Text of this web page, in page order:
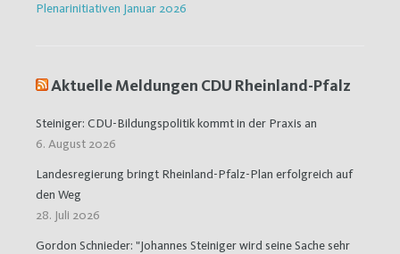
Plenarinitiativen Januar 2026
Aktuelle Meldungen CDU Rheinland-Pfalz
Steiniger: CDU-Bildungspolitik kommt in der Praxis an
6. August 2026
Landesregierung bringt Rheinland-Pfalz-Plan erfolgreich auf
den Weg
28. Juli 2026
Gordon Schnieder: "Johannes Steiniger wird seine Sache sehr